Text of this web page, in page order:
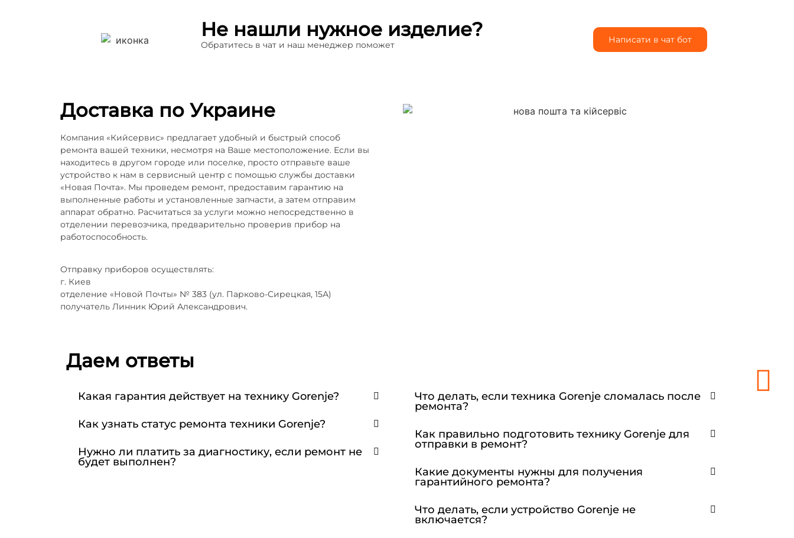
Не нашли нужное изделие?
Обратитесь в чат и наш менеджер поможет Написати в чат бот
Доставка по Украине
Компания «Кийсервис» предлагает удобный и быстрый способ
ремонта вашей техники, несмотря на Ваше местоположение. Если вы
находитесь в другом городе или поселке, просто отправьте ваше
устройство к нам в сервисный центр с помощью службы доставки
«Новая Почта». Мы проведем ремонт, предоставим гарантию на
выполненные работы и установленные запчасти, а затем отправим
аппарат обратно. Расчитаться за услуги можно непосредственно в
отделении перевозчика, предварительно проверив прибор на
работоспособность.
Отправку приборов осуществлять:
г. Киев
отделение «Новой Почты» № 383 (ул. Парково-Сирецкая, 15А)
получатель Линник Юрий Александрович.
Даем ответы
Какая гарантия действует на технику Gorenje?
Как узнать статус ремонта техники Gorenje?
Нужно ли платить за диагностику, если ремонт не
будет выполнен?
Что делать, если техника Gorenje сломалась после
ремонта?
Как правильно подготовить технику Gorenje для
отправки в ремонт?
Какие документы нужны для получения
гарантийного ремонта?
Что делать, если устройство Gorenje не
включается?